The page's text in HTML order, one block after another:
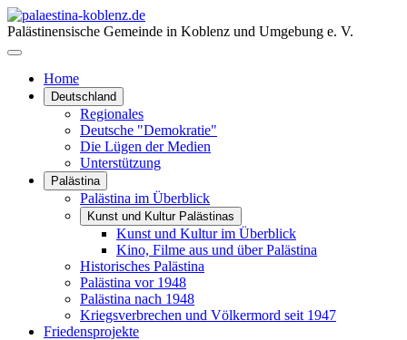
Palästinensische Gemeinde in Koblenz und Umgebung e. V.
Home
Deutschland
Regionales
Deutsche "Demokratie"
Die Lügen der Medien
Unterstützung
Palästina
Palästina im Überblick
Kunst und Kultur Palästinas
Kunst und Kultur im Überblick
Kino, Filme aus und über Palästina
Historisches Palästina
Palästina vor 1948
Palästina nach 1948
Kriegsverbrechen und Völkermord seit 1947
Friedensprojekte